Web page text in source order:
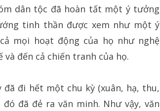
dân tộc đã hoàn tất một ý tưởng
tinh thần được xem như một ý
mọi hoạt động của họ như nghệ
đến cả chiến tranh của họ.
đã đi hết một chu kỳ (xuân, hạ, thu,
đã đẻ ra văn minh. Như vậy, văn